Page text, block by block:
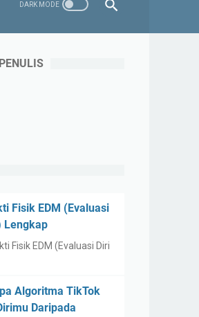
PENULIS
Fisik EDM (Evaluasi
Lengkap
Fisik EDM (Evaluasi Diri
Algoritma TikTok
Daripada